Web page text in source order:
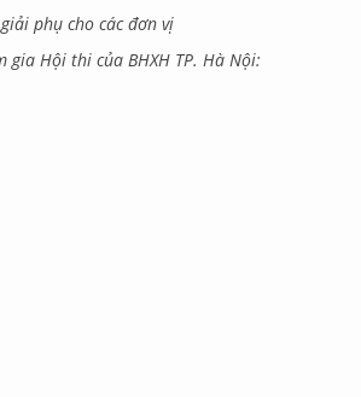
phụ cho các đơn vị
Hội thi của BHXH TP. Hà Nội: